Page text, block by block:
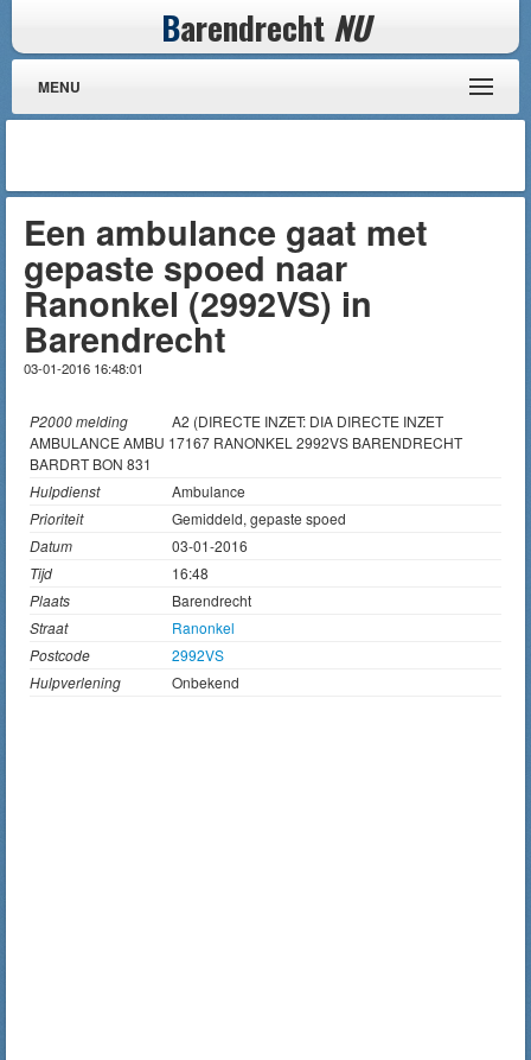
Barendrecht NU
MENU
Een ambulance gaat met
gepaste spoed naar
Ranonkel (2992VS) in
Barendrecht
03-01-2016 16:48:01
P2000 melding
A2 (DIRECTE INZET: DIA DIRECTE INZET
AMBULANCE AMBU 17167 RANONKEL 2992VS BARENDRECHT
BARDRT BON 831
Hulpdienst
Ambulance
Prioriteit
Gemiddeld, gepaste spoed
Datum
03-01-2016
Tijd
16:48
Plaats
Barendrecht
Straat
Ranonkel
Postcode
2992VS
Hulpverlening
Onbekend